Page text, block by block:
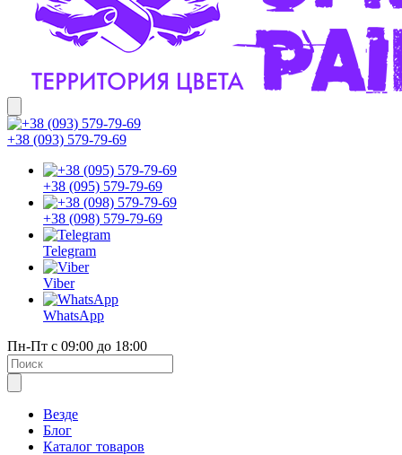
+38 (093) 579-79-69
+38 (095) 579-79-69
+38 (098) 579-79-69
Telegram
Viber
WhatsApp
Пн-Пт с 09:00 до 18:00
Везде
Блог
Каталог товаров